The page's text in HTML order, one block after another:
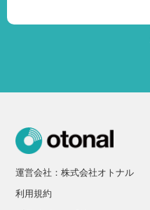
運営会社：株式会社オトナル
利用規約